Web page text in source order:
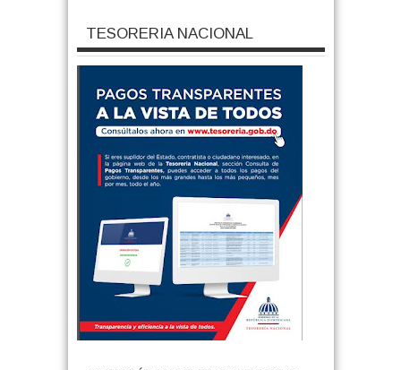
TESORERIA NACIONAL